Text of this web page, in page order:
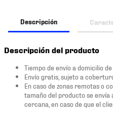
Descripción
Descripción del producto
Tiempo de envío a domicilio
Envío gratis, sujeto a
En caso de zonas remotas o
tamaño del producto se
cercana, en caso de que el